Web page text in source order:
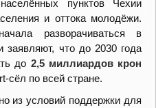
пунктов Чехии
и оттока молодёжи.
разворачиваться в
заявляют, что до 2030 года
до 2,5 миллиардов крон
сёл по всей стране.
из условий поддержки для